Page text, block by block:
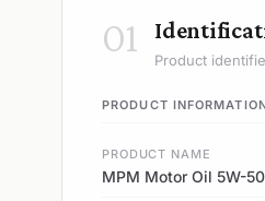
01 Product
PRODUCT
PRODUCT NAME
MPM Motor Oil 5W-